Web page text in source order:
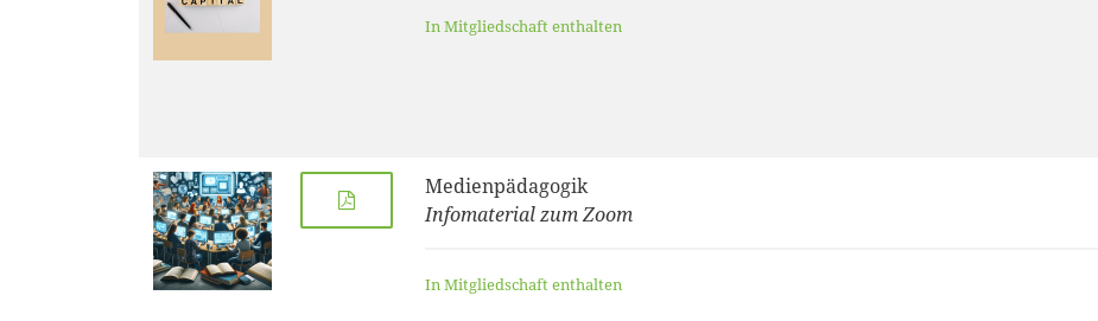
In Mitgliedschaft enthalten
Medienpädagogik
Infomaterial zum Zoom
In Mitgliedschaft enthalten